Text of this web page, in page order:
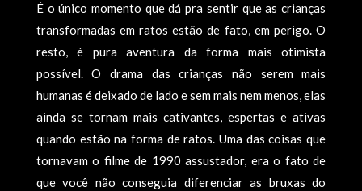
É o único momento que dá pra sentir que as crianças
transformadas em ratos estão de fato, em perigo. O
resto, é pura aventura da forma mais otimista
possível. O drama das crianças não serem mais
humanas é deixado de lado e sem mais nem menos, elas
ainda se tornam mais cativantes, espertas e ativas
quando estão na forma de ratos. Uma das coisas que
tornavam o filme de 1990 assustador, era o fato de
que você não conseguia diferenciar as bruxas do